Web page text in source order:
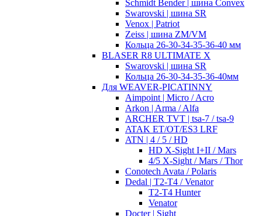
Schmidt Bender | шина Convex
Swarovski | шина SR
Venox | Patriot
Zeiss | шина ZM/VM
Кольца 26-30-34-35-36-40 мм
BLASER R8 ULTIMATE X
Swarovski | шина SR
Кольца 26-30-34-35-36-40мм
Для WEAVER-PICATINNY
Aimpoint | Micro / Acro
Arkon | Arma / Alfa
ARCHER TVT | tsa-7 / tsa-9
ATAK ET/OT/ES3 LRF
ATN | 4 / 5 / HD
HD X-Sight I+II / Mars
4/5 X-Sight / Mars / Thor
Conotech Avata / Polaris
Dedal | T2-T4 / Venator
T2-T4 Hunter
Venator
Docter | Sight